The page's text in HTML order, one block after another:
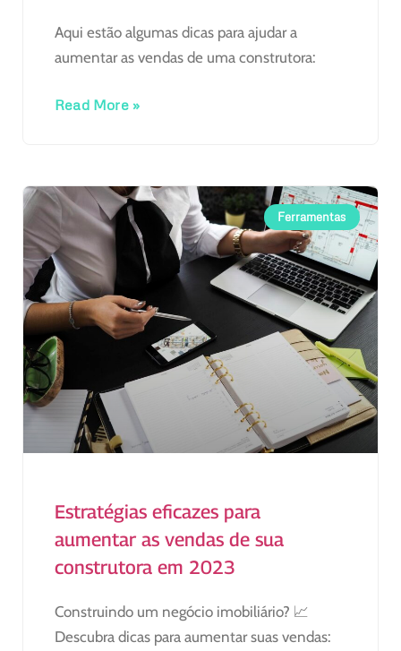
Aqui estão algumas dicas para ajudar a
aumentar as vendas de uma construtora:
Read More »
Ferramentas
Estratégias eficazes para
aumentar as vendas de sua
construtora em 2023
Construindo um negócio imobiliário? 📈
Descubra dicas para aumentar suas vendas: